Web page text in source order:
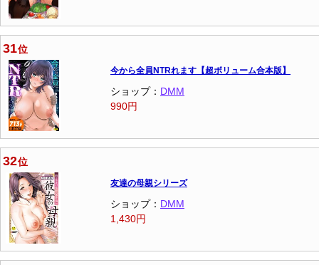
31位
今から全員NTRれます【超ボリューム合本版】
ショップ： DMM
990円
32位
友達の母親シリーズ
ショップ： DMM
1,430円